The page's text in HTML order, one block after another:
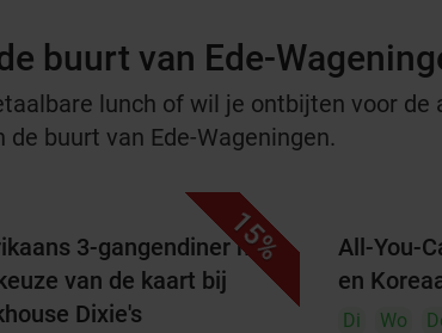
buurt van Ede-
lunch of wil je ontbijten voor de
buurt van Ede-Wageningen.
15%
3-gangendiner met
van de kaart bij
Dixie's
All-You-
en
Di Wo